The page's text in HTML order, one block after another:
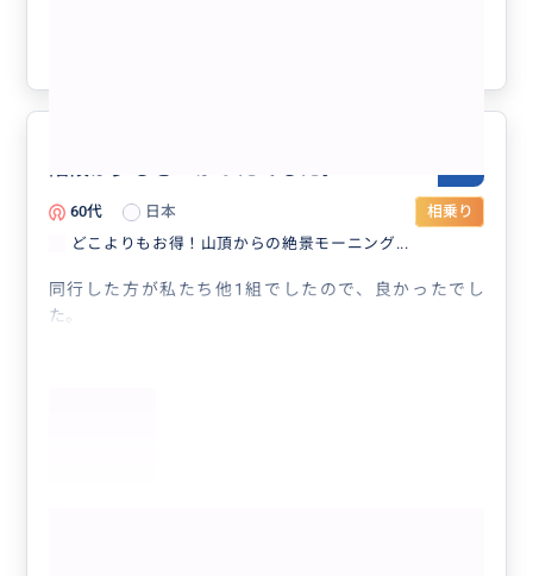
60代 日本
相乗り
どこよりもお得！山頂からの絶景モーニング...
同行した方が私たち他1組でしたので、良かったでし
た。